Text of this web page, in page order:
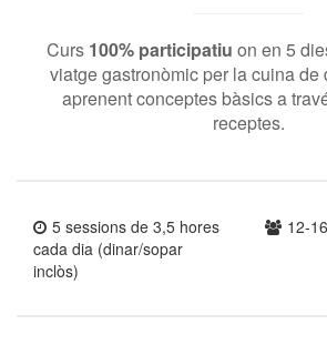
Curs 100% participatiu on en 5
viatge gastronòmic per la cuina de
aprenent conceptes bàsics a
receptes.
5 sessions de 3,5 hores
cada dia (dinar/sopar
inclòs)
12-